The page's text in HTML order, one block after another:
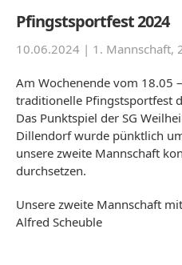
Pfingstsportfest 2024
10.06.2024 | 1. Mannschaft,
Am Wochenende vom 18.05
traditionelle Pfingstsportfest
Das Punktspiel der SG
Dillendorf wurde pünktlich
unsere zweite Mannschaft
durchsetzen.
Unsere zweite Mannschaft
Alfred Scheuble